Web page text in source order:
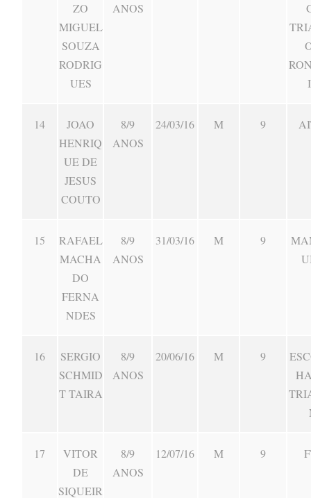
ZO
MIGUEL
SOUZA
RODRIG
UES
ANOS
14
JOAO
HENRIQ
UE DE
JESUS
COUTO
8/9
ANOS
24/03/16 M 9
15
RAFAEL
MACHA
DO
FERNA
NDES
8/9
ANOS
31/03/16 M 9
16
SERGIO
SCHMID
T TAIRA
8/9
ANOS
20/06/16 M 9
17
VITOR
DE
SIQUEIR
8/9
ANOS
12/07/16 M 9